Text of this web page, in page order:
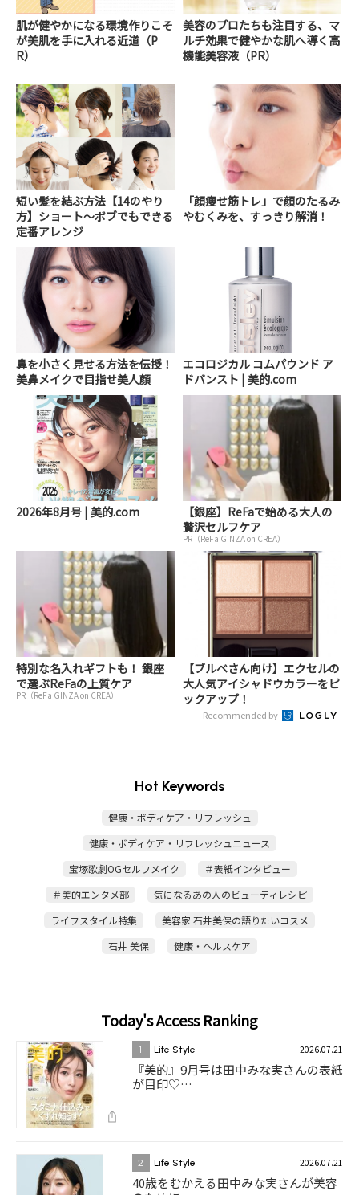
肌が健やかになる環境作りこそ
が美肌を手に入れる近道（P
R）
美容のプロたちも注目する、マ
ルチ効果で健やかな肌へ導く高
機能美容液（PR）
短い髪を結ぶ方法【14のやり
方】ショート～ボブでもできる
定番アレンジ
「顔痩せ筋トレ」で顔のたるみ
やむくみを、すっきり解消！
鼻を小さく見せる方法を伝授！
美鼻メイクで目指せ美人顔
エコロジカル コムパウンド ア
ドバンスト | 美的.com
2026年8月号 | 美的.com
【銀座】ReFaで始める大人の
贅沢セルフケア
PR（ReFa GINZA on CREA）
特別な名入れギフトも！ 銀座
で選ぶReFaの上質ケア
PR（ReFa GINZA on CREA）
【ブルベさん向け】エクセルの
大人気アイシャドウカラーをピ
ックアップ！
Recommended by
Hot Keywords
健康・ボディケア・リフレッシュ
健康・ボディケア・リフレッシュニュース
宝塚歌劇OGセルフメイク
＃表紙インタビュー
＃美的エンタメ部
気になるあの人のビューティレシピ
ライフスタイル特集
美容家 石井美保の語りたいコスメ
石井 美保
健康・ヘルスケア
Today's Access Ranking
1 Life Style 2026.07.21
『美的』9月号は田中みな実さんの表紙
が目印♡…
2 Life Style 2026.07.21
40歳をむかえる田中みな実さんが美容